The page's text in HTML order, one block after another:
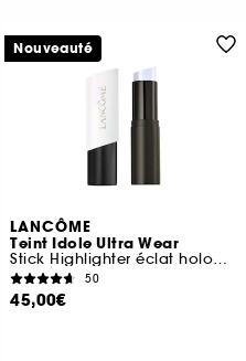
LANCÔME
Teint Idole Ultra Wear
Stick Highlighter éclat holographique 24h de tenue
50
45,00€
Nouveauté